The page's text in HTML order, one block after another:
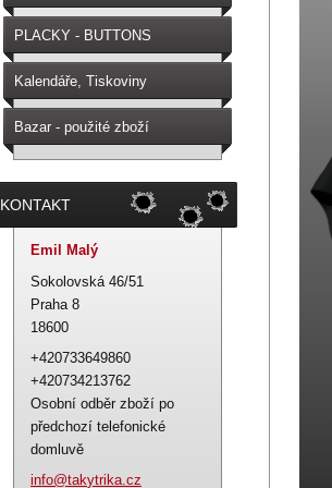
PLACKY - BUTTONS
Kalendáře, Tiskoviny
Bazar - použité zboží
KONTAKT
Emil Malý
Sokolovská 46/51
Praha 8
18600
+420733649860
+420734213762
Osobní odběr zboží po
předchozí telefonické
domluvě
info@takytrika.cz